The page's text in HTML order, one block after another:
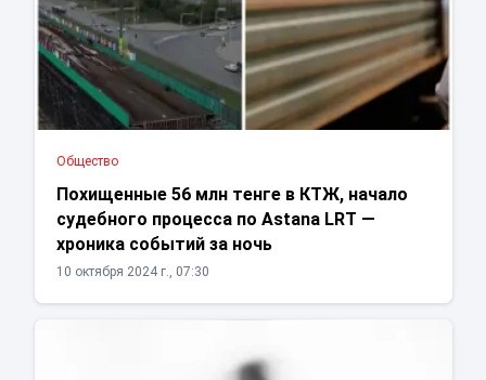
Общество
Похищенные 56 млн тенге в КТЖ, начало
судебного процесса по Astana LRT —
хроника событий за ночь
10 октября 2024 г., 07:30